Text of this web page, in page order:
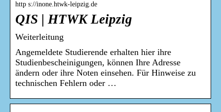
http s://inone.htwk-leipzig.de
QIS | HTWK Leipzig
Weiterleitung
Angemeldete Studierende erhalten hier ihre
Studienbescheinigungen, können Ihre Adresse
ändern oder ihre Noten einsehen. Für Hinweise zu
technischen Fehlern oder …